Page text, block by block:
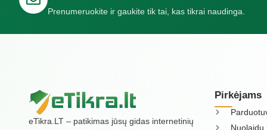
Prenumeruokite ir gaukite tik tai, kas tikrai naudinga.
eTikra.LT – patikimas jūsų gidas internetinių
Pirkėjams
Nuolaidų